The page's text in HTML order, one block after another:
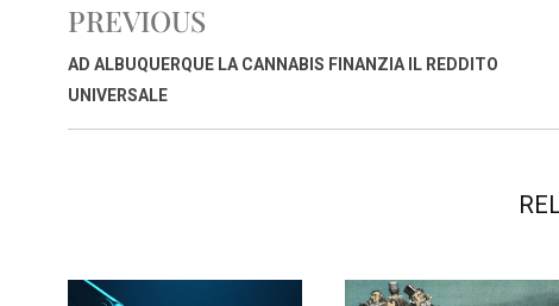
b
o
o
s
A
d
d
i
PREVIOUS
AD ALBUQUERQUE LA CANNABIS FINANZIA IL REDDITO
UNIVERSALE